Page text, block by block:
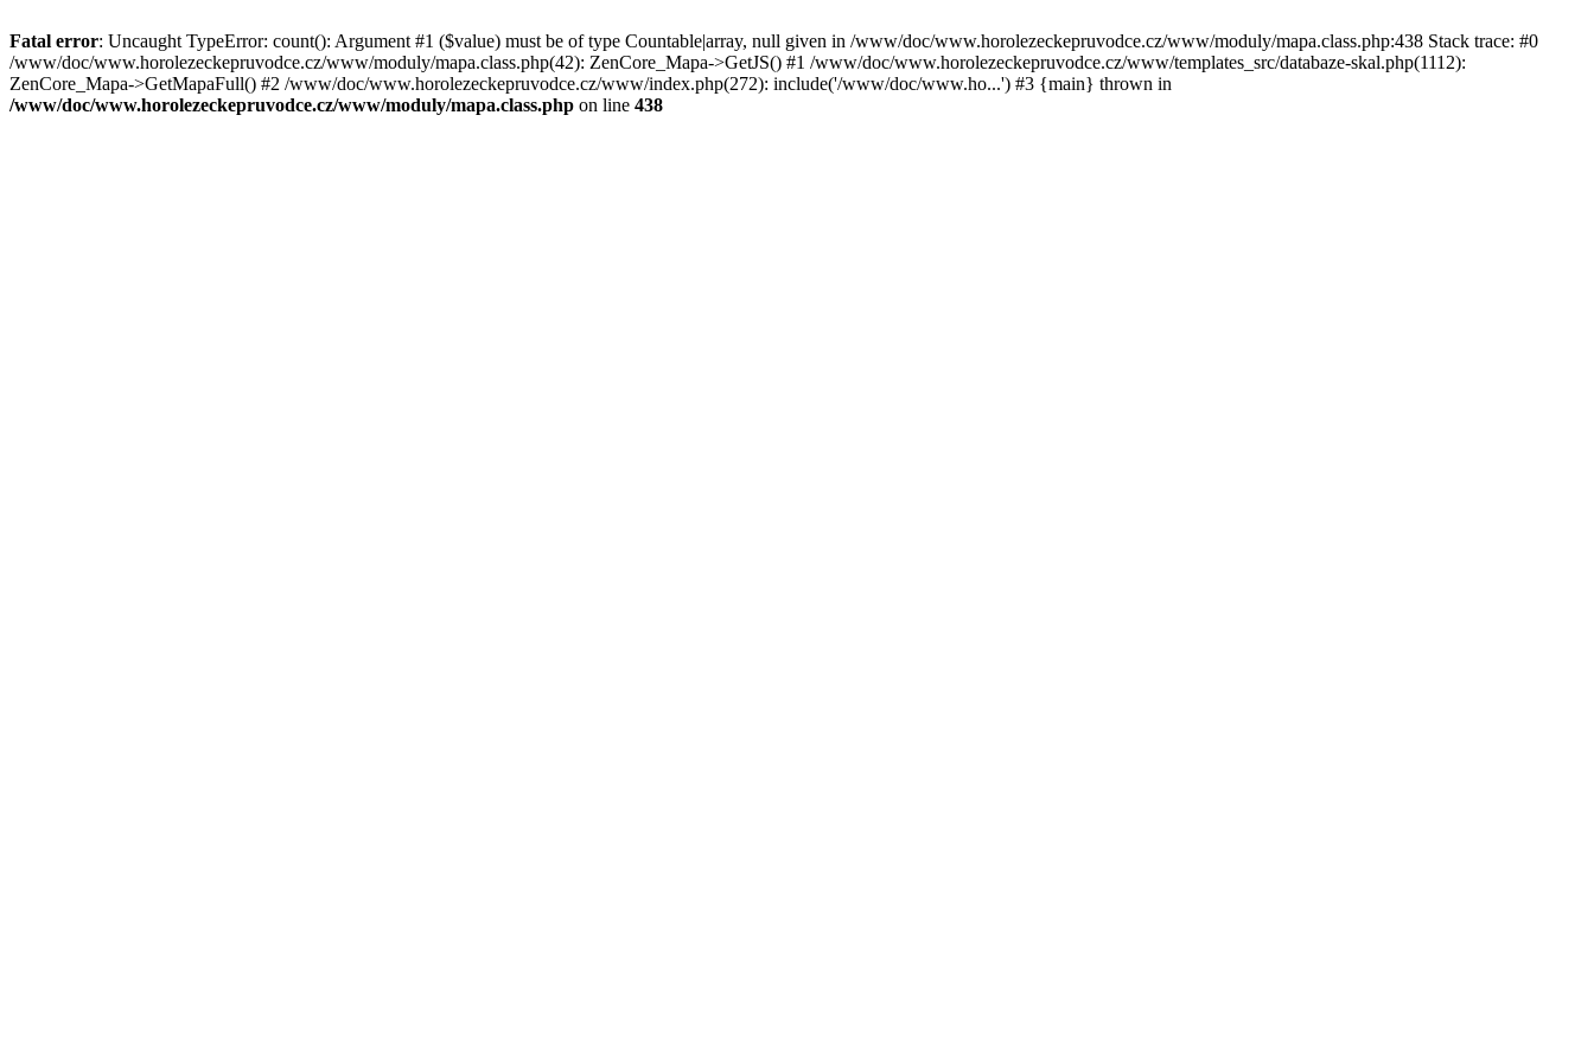
Fatal error: Uncaught TypeError: count(): Argument #1 ($value) must be of type Countable|array, null given in /www/doc/www.horolezeckepruvodce.cz/www/moduly/mapa.class.php:438 Stack trace: #0
/www/doc/www.horolezeckepruvodce.cz/www/moduly/mapa.class.php(42): ZenCore_Mapa->GetJS() #1 /www/doc/www.horolezeckepruvodce.cz/www/templates_src/databaze-skal.php(1112):
ZenCore_Mapa->GetMapaFull() #2 /www/doc/www.horolezeckepruvodce.cz/www/index.php(272): include('/www/doc/www.ho...') #3 {main} thrown in
/www/doc/www.horolezeckepruvodce.cz/www/moduly/mapa.class.php on line 438